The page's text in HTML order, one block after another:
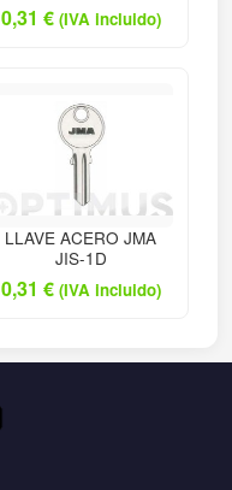
0,31 € (IVA incluido)
LLAVE ACERO JMA
JIS-1D
0,31 € (IVA incluido)